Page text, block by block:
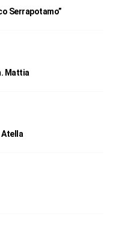
Serrapotamo”
Mattia
Atella